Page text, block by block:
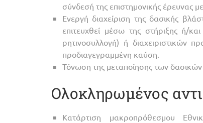
σύνδεσή της επιστημονικής έρευνας
Ενεργή διαχείριση της δασικής
επιτευχθεί μέσω της στήριξης ή/
ρητινοσυλλογή) ή διαχειριστικών
προδιαγεγραμμένη καύση.
Τόνωση της μεταποίησης των δασικών
Ολοκληρωμένος
Κατάρτιση μακροπρόθεσμου